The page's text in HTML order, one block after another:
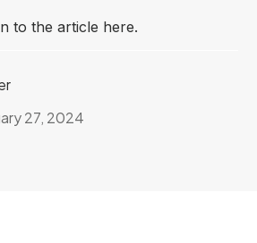
to the article here.
27, 2024